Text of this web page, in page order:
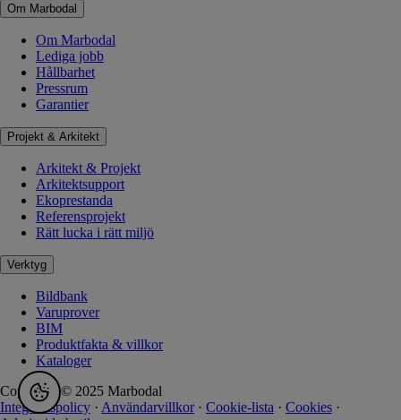
Om Marbodal
Om Marbodal
Lediga jobb
Hållbarhet
Pressrum
Garantier
Projekt & Arkitekt
Arkitekt & Projekt
Arkitektsupport
Ekoprestanda
Referensprojekt
Rätt lucka i rätt miljö
Verktyg
Bildbank
Varuprover
BIM
Produktfakta & villkor
Kataloger
Copyright © 2025 Marbodal
Integritetspolicy · Användarvillkor · Cookie-lista · Cookies ·